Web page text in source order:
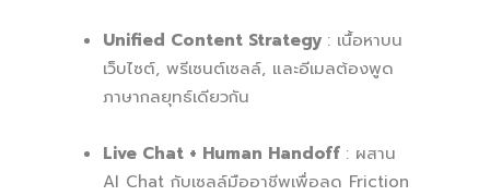
Unified Content Strategy : เนื้อหาบน
เว็บไซต์, พรีเซนต์เซลล์, และอีเมลต้องพูด
ภาษากลยุทธ์เดียวกัน
Live Chat + Human Handoff : ผสาน
AI Chat กับเซลล์มืออาชีพเพื่อลด Friction